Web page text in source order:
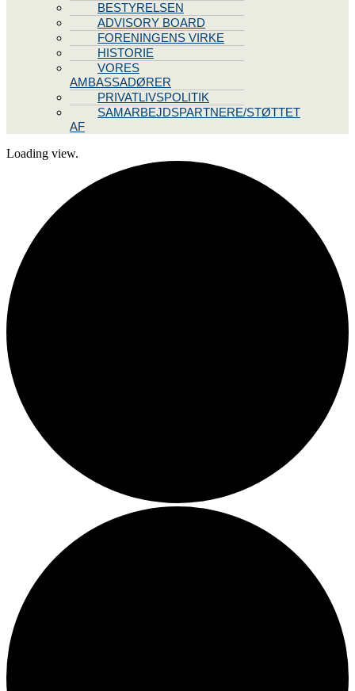
BESTYRELSEN
ADVISORY BOARD
FORENINGENS VIRKE
HISTORIE
VORES
AMBASSADØRER
PRIVATLIVSPOLITIK
SAMARBEJDSPARTNERE/STØTTET
AF
Loading view.